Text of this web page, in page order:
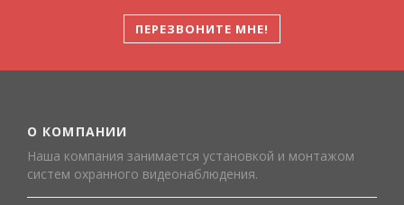
ПЕРЕЗВОНИТЕ МНЕ!
О КОМПАНИИ
Наша компания занимается установкой и монтажом
систем охранного видеонаблюдения.